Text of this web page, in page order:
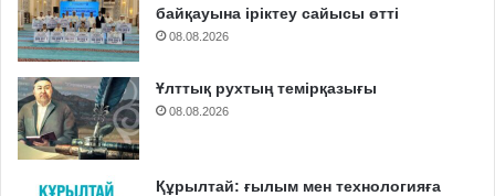
байқауына іріктеу сайысы өтті
08.08.2026
Ұлттық рухтың темірқазығы
08.08.2026
Құрылтай: ғылым мен технологияға